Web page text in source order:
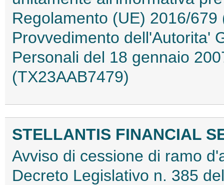
Regolamento (UE) 2016/
Provvedimento dell'Autorita'
Personali del 18 gennaio
(TX23AAB7479)
STELLANTIS FINANCIAL
Avviso di cessione di ramo
Decreto Legislativo n. 385